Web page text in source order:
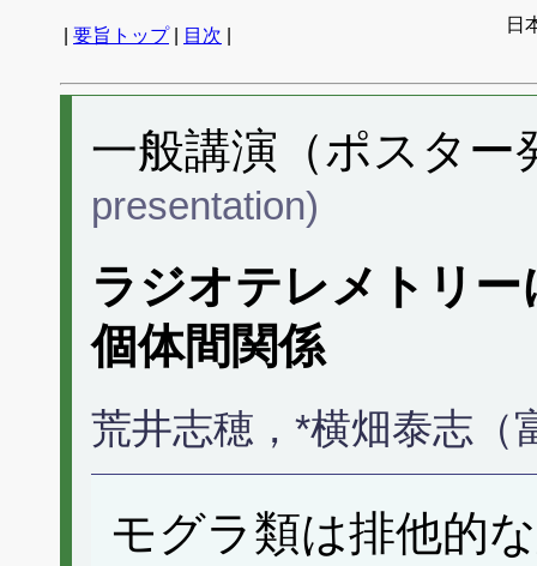
要旨トップ| 目次
日
一般講演（ポスター
presentation)
ラジオテレメトリ
個体間関係
荒井志穂，*横畑泰志（
モグラ類は排他的